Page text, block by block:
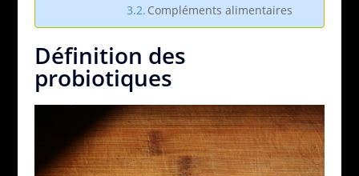
Compléments alimentaires
Définition des
probiotiques